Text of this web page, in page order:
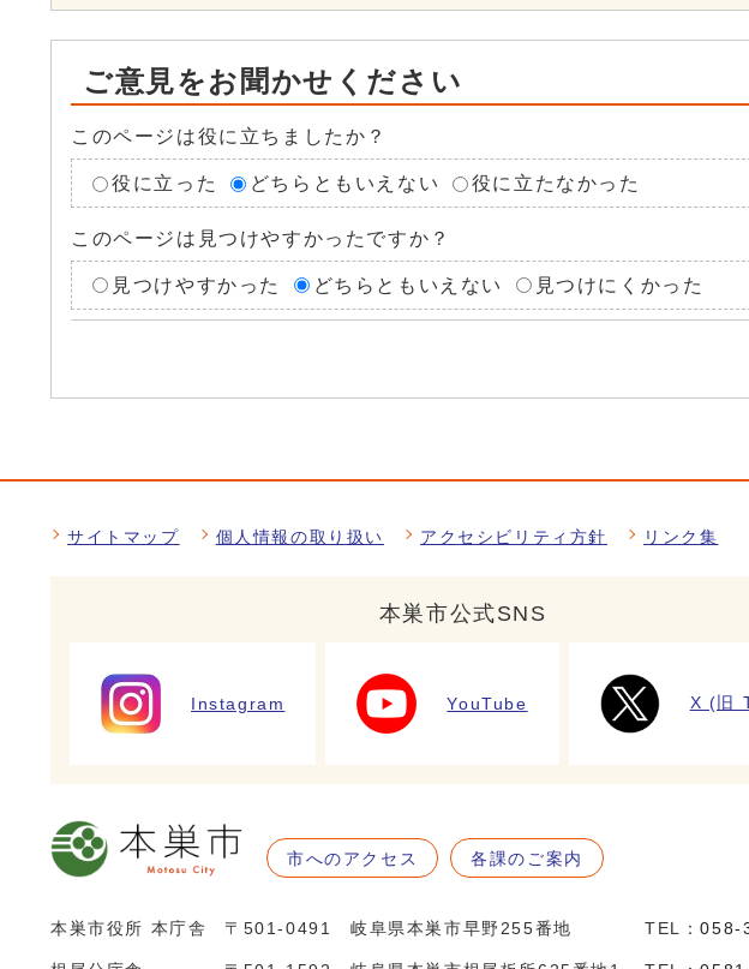
ご意見をお聞かせください
このページは役に立ちましたか？
役に立った どちらともいえない 役に立たなかった
このページは見つけやすかったですか？
見つけやすかった どちらともいえない 見つけにくかった
サイトマップ 個人情報の取り扱い アクセシビリティ方針 リンク集
本巣市公式SNS
Instagram YouTube X (旧
市へのアクセス 各課のご案内
本巣市役所 本庁舎 〒501-0491 岐阜県本巣市早野255番地 TEL：058-